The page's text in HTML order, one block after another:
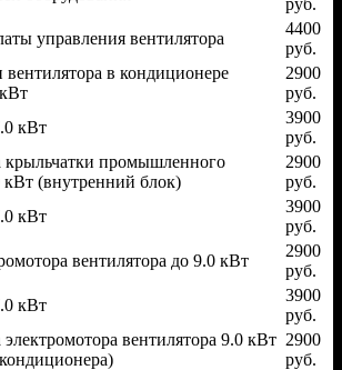
руб.
управления вентилятора
4400
руб.
вентилятора в кондиционере
2900
руб.
кВт
3900
руб.
крыльчатки промышленного
кВт (внутренний блок)
2900
руб.
кВт
3900
руб.
вентилятора до 9.0 кВт
2900
руб.
кВт
3900
руб.
вентилятора 9.0 кВт 2900
руб.